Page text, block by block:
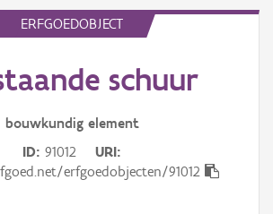
ERFGOEDOBJECT
schuur
bouwkundig element
ID 91012
URI
erfgoedobjecten/91012